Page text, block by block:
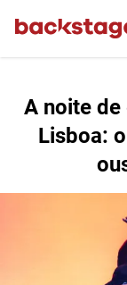
A noite de
Lisboa: